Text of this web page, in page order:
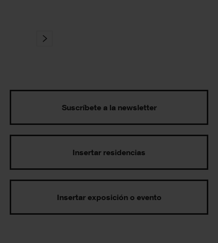
Suscríbete a la newsletter
Insertar residencias
Insertar exposición o evento